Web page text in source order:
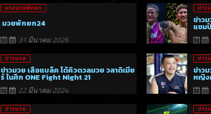
แทงมวยพักยก
มวยพักยก24
31 มีนาคม 2026
ข่าว
ข่าว
แชม
ข่าวมวย
ข่าวมวย เสือแบล็ค ได้คิวดวลมวย วลาดิเมีย
ร์ ในศึก ONE Fight Night 21
22 มีนาคม 2024
ข่าว
ข่าว
หญิง
ข่าวมวย ข่าว